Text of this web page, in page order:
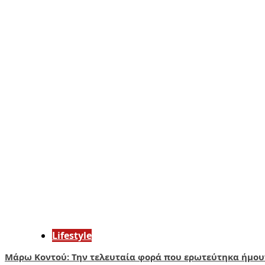
Lifestyle
Μάρω Κοντού: Την τελευταία φορά που ερωτεύτηκα